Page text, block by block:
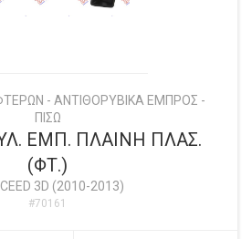
- ΑΝΤΙΘΟΡΥΒΙΚΑ ΕΜΠΡΟΣ -
ΠΙΣΩ
ΕΜΠ. ΠΛΑΙΝΗ ΠΛΑΣ.
(ΦΤ.)
CEED 3D (2010-2013)
#70161